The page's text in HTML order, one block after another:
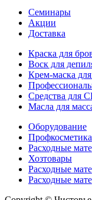
Семинары
Акции
Доставка
Краска для
Воск для
Крем-маска
Средства для
Масла для
Оборудование
Профкосметика
Расходные
Хозтовары
Расходные
Расходные